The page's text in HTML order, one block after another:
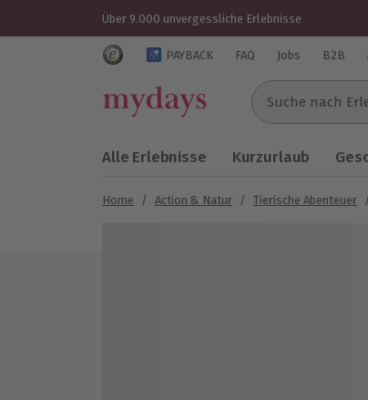
Über 9.000 unvergessliche Erlebnisse
Trustedshops Bewertungen für mydays.de
PAYBACK FAQ Jobs B2B
Suche nach
Alle Erlebnisse Kurzurlaub
Home / Action & Natur / Tierische Abenteuer /